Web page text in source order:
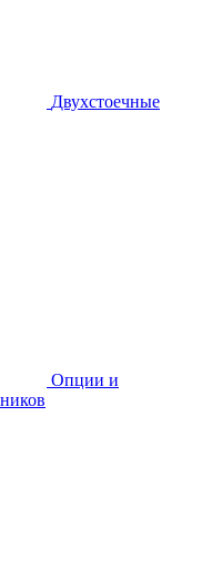
Двухстоечные
Опции и